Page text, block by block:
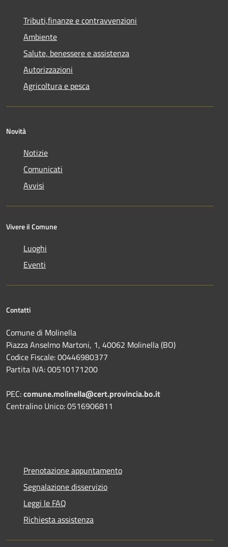
Tributi,finanze e contravvenzioni
Ambiente
Salute, benessere e assistenza
Autorizzazioni
Agricoltura e pesca
Novità
Notizie
Comunicati
Avvisi
Vivere il Comune
Luoghi
Eventi
Contatti
Comune di Molinella
Piazza Anselmo Martoni, 1, 40062 Molinella (BO)
Codice Fiscale: 00446980377
Partita IVA: 00510171200
PEC:comune.molinella@cert.provincia.bo.it
Centralino Unico: 0516906811
Prenotazione appuntamento
Segnalazione disservizio
Leggi le FAQ
Richiesta assistenza